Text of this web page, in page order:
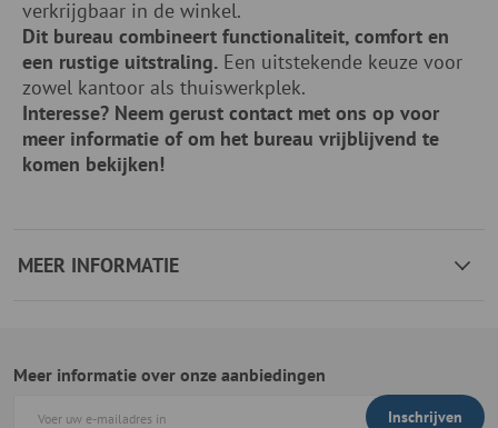
verkrijgbaar in de winkel.
Dit bureau combineert functionaliteit, comfort en
een rustige uitstraling. Een uitstekende keuze voor
zowel kantoor als thuiswerkplek.
Interesse? Neem gerust contact met ons op voor
meer informatie of om het bureau vrijblijvend te
komen bekijken!
MEER INFORMATIE
Meer informatie over onze aanbiedingen
Inschrijven